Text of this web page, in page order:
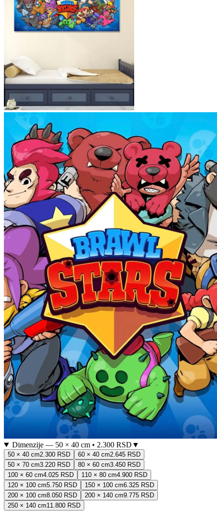
Dimenzije — 50 × 40 cm• 2.300 RSD ▼
50 × 40 cm2.300 RSD 60 × 40 cm2.645 RSD
50 × 70 cm3.220 RSD 80 × 60 cm3.450 RSD
100 × 60 cm4.025 RSD 110 × 80 cm4.900 RSD
120 × 100 cm5.750 RSD 150 × 100 cm6.325 RSD
200 × 100 cm8.050 RSD 200 × 140 cm9.775 RSD
250 × 140 cm11.800 RSD